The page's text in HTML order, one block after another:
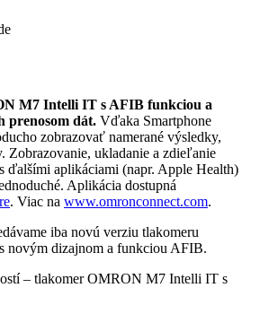
M7 Intelli IT s AFIB funkciou a
prenosom dát. Vďaka Smartphone
zobrazovať namerané výsledky,
Zobrazovanie, ukladanie a zdieľanie
ďalšími aplikáciami (napr. Apple Health)
Aplikácia dostupná
. Viac na www.omronconnect.com.
iba novú verziu tlakomeru
dizajnom a funkciou AFIB.
– tlakomer OMRON M7 Intelli IT s